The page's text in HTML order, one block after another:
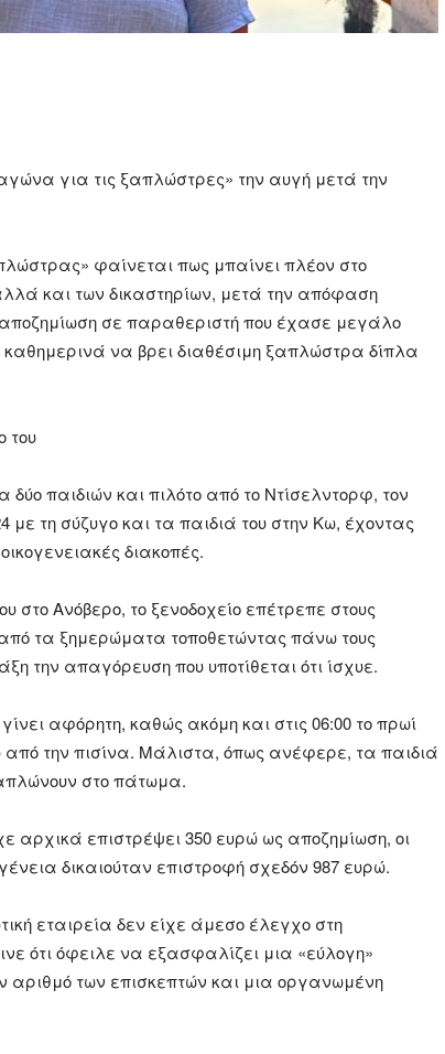
για τις ξαπλώστρες» την αυγή μετά την
φαίνεται πως μπαίνει πλέον στο
και των δικαστηρίων, μετά την απόφαση
αποζημίωση σε παραθεριστή που έχασε μεγάλο
να βρει διαθέσιμη ξαπλώστρα δίπλα
του
παιδιών και πιλότο από το Ντίσελντορφ, τον
με τη σύζυγο και τα παιδιά του στην Κω, έχοντας
διακοπές.
στο Ανόβερο, το ξενοδοχείο επέτρεπε στους
τα ξημερώματα τοποθετώντας πάνω τους
την απαγόρευση που υποτίθεται ότι ίσχυε.
αφόρητη, καθώς ακόμη και στις 06:00 το πρωί
την πισίνα. Μάλιστα, όπως ανέφερε, τα παιδιά
στο πάτωμα.
αρχικά επιστρέψει 350 ευρώ ως αποζημίωση, οι
δικαιούταν επιστροφή σχεδόν 987 ευρώ.
εταιρεία δεν είχε άμεσο έλεγχο στη
ότι όφειλε να εξασφαλίζει μια «εύλογη»
των επισκεπτών και μια οργανωμένη